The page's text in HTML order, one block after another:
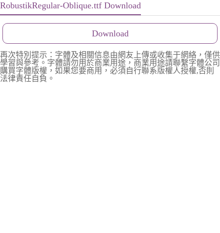
RobustikRegular-Oblique.ttf Download
Download
再次特別提示：字體及相關信息由網友上傳或收集于網絡，僅供
學習與參考。字體請勿用於商業用途，商業用途請聯繫字體公司
購買字體版權，如果您要商用，必須自行聯系版權人授權,否則
法律責任自負。